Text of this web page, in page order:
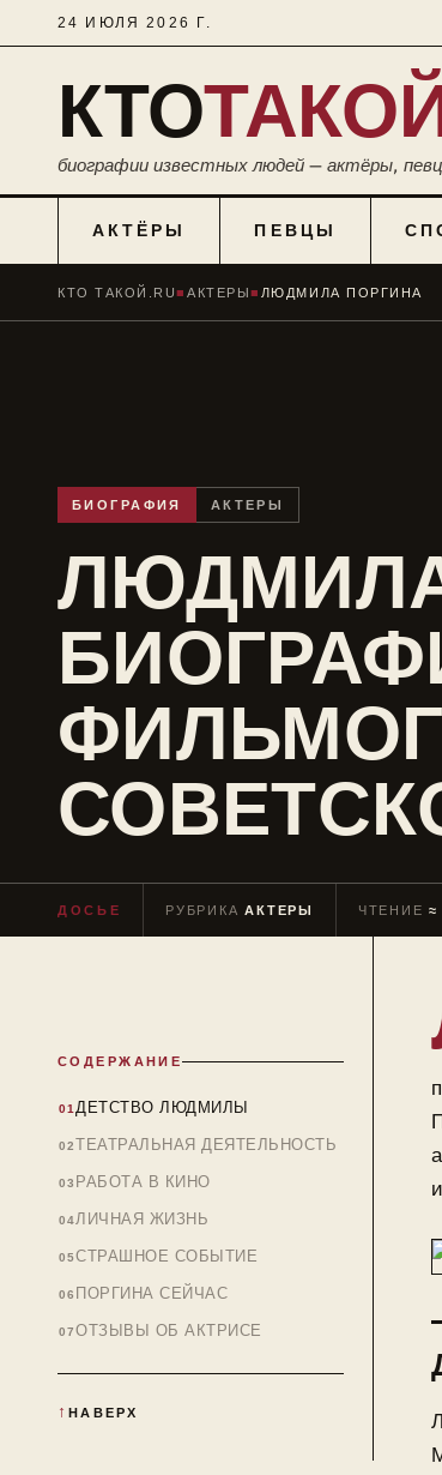
24 ИЮЛЯ 2026 Г.
КТО
биографии известных людей — актёры,
АКТЁРЫ ПЕВЦЫ
КТО ТАКОЙ.RU■АКТЕРЫ■ ЛЮДМИЛА ПОРГИНА
БИОГРАФИЯ АКТЕРЫ
ДОСЬЕ РУБРИКААКТЕРЫ ЧТЕНИЕ≈
СОДЕРЖАНИЕ
ДЕТСТВО ЛЮДМИЛЫ
ТЕАТРАЛЬНАЯ ДЕЯТЕЛЬНОСТЬ
РАБОТА В КИНО
ЛИЧНАЯ ЖИЗНЬ
СТРАШНОЕ СОБЫТИЕ
ПОРГИНА СЕЙЧАС
ОТЗЫВЫ ОБ АКТРИСЕ
НАВЕРХ